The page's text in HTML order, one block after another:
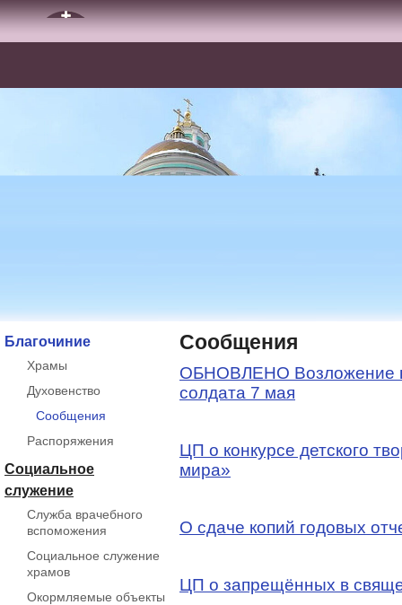
Благочиние
Храмы
Духовенство
Сообщения
Распоряжения
Социальное
служение
Служба врачебного
вспоможения
Социальное служение
храмов
Окормляемые объекты
Сообщения
ОБНОВЛЕНО Возложение
солдата 7 мая
ЦП о конкурсе детского
мира»
О сдаче копий годовых
ЦП о запрещённых в